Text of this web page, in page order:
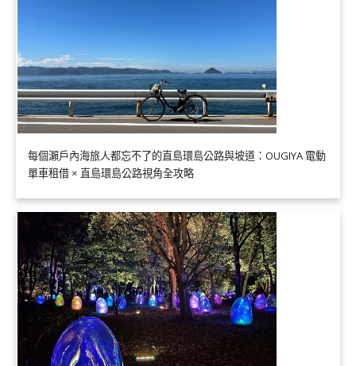
每個瀨戶內海旅人都忘不了的直島環島公路與坡道：OUGIYA 電動
單車租借 × 直島環島公路視角全攻略